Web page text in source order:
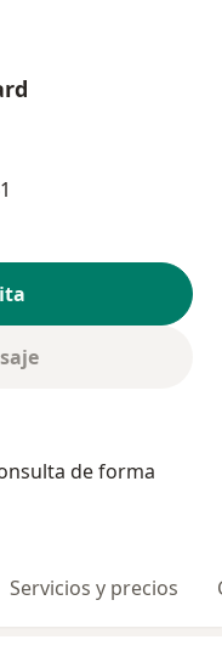
de forma
Servicios y precios